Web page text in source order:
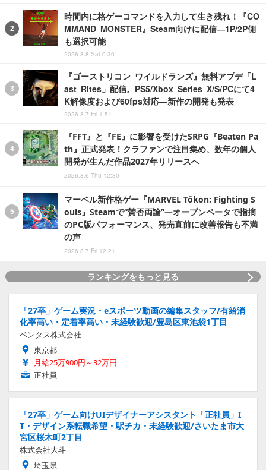
時間内に格ゲーコマンドを入力して生き残れ！『CO
MMAND MONSTER』Steam向けに配信―1P/2P側
も選択可能
2026.8.8 Sat 0:30
『ゴーストリコン ワイルドランズ』無料アプデ「L
ast Rites」配信。PS5/Xbox Series X/S/PCにて4
K解像度および60fps対応―新作の開発も発表
2026.8.7 Fri 1:54
『FFT』と『FE』に影響を受けたSRPG『Beaten Pa
th』正式発表！クラファンで注目集め、数年の個人
開発が生んだ作品2027年リリースへ
2026.8.6 Thu 12:30
マーベル新作格ゲー『MARVEL Tōkon: Fighting S
ouls』Steamで“賛否両論”―オープンベータで指摘
のPC版パフォーマンス、発売直前に改善報告も不満
の声
2026.8.7 Fri 12:21
ランキングをもっと見る
「27卒」ゲーム実況・eスポーツ動画の編集スタッフ/有給消
化率高い・定着率高い・未経験歓迎/豊島区東池袋1丁目
ベンタス株式会社
東京都
月給25万900円～32万円
正社員
「27卒」ゲーム向けUIデザイナーアシスタント「正社員」I
T・デザイン系転職希望・駅チカ・未経験歓迎/さいたま市大
宮区桜木町2丁目
株式会社大斗
埼玉県